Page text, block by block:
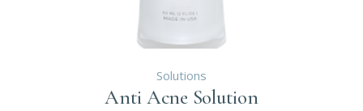
Solutions
Anti Acne Solution